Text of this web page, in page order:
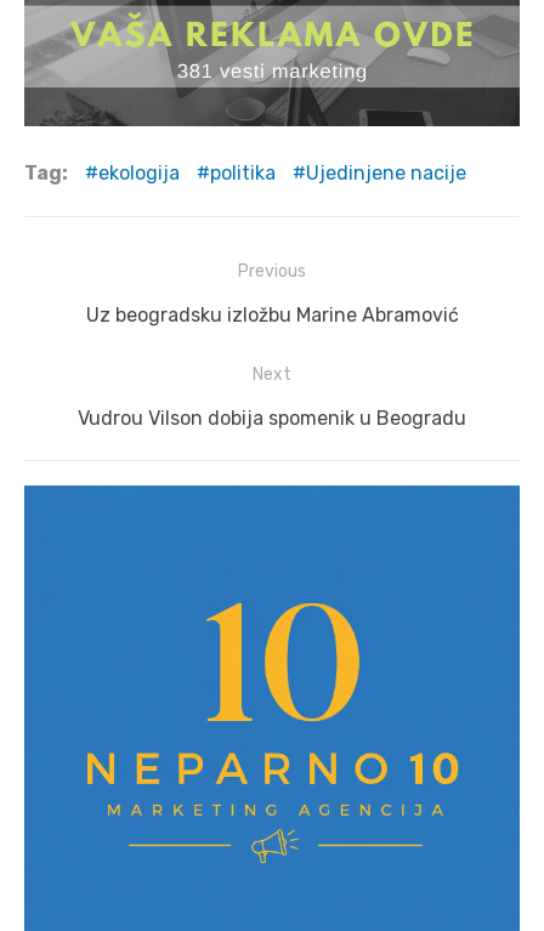
Tag: ekologija politika Ujedinjene nacije
navigation
Previous
Previous
Uz beogradsku izložbu Marine Abramović
Next
Next
Vudrou Vilson dobija spomenik u Beogradu